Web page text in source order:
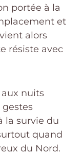
portée à la
et
alors
résiste avec
nuits
la survie du
quand
du Nord.